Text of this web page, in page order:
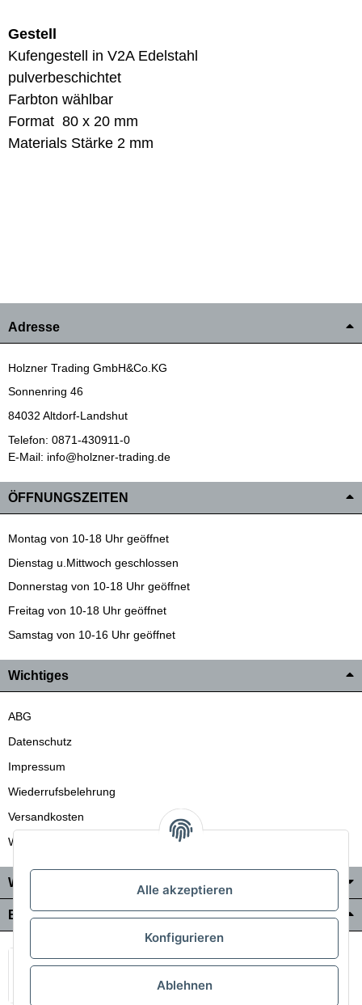
Gestell
Kufengestell in V2A Edelstahl
pulverbeschichtet
Farbton wählbar
Format 80 x 20 mm
Materials Stärke 2 mm
Adresse
Holzner Trading GmbH&Co.KG
Sonnenring 46
84032 Altdorf-Landshut
Telefon: 0871-430911-0
E-Mail: info@holzner-trading.de
ÖFFNUNGSZEITEN
Montag von 10-18 Uhr geöffnet
Dienstag u.Mittwoch geschlossen
Donnerstag von 10-18 Uhr geöffnet
Freitag von 10-18 Uhr geöffnet
Samstag von 10-16 Uhr geöffnet
Wichtiges
ABG
Datenschutz
Impressum
Wiederrufsbelehrung
Versandkosten
Wir liefern auch in die Schweiz
Wo Sie uns finden
Bezahlung & Versand
Alle akzeptieren
Konfigurieren
Ablehnen